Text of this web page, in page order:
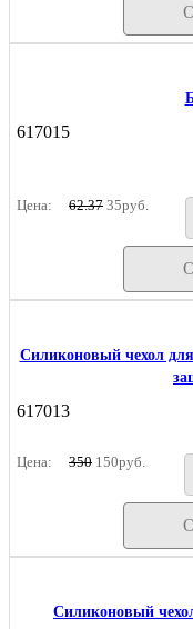
617015
Цена: 62.37 35руб.
Силиконовый чехол
617013
Цена: 350 150руб.
Силиконовый